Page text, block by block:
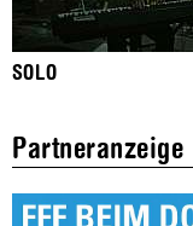
SOLO
Partneranzeige